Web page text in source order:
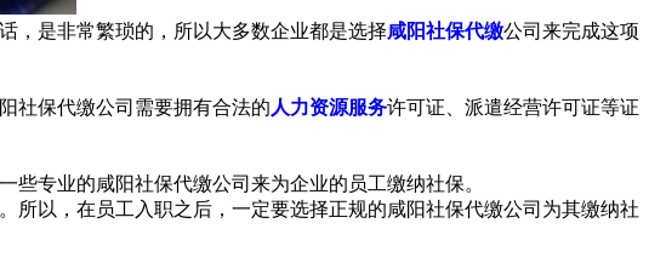
，是非常繁琐的，所以大多数企业都是选择咸阳社保代缴公司来完成这项
社保代缴公司需要拥有合法的 人力资源服务许可证、派遣经营许可证等证
专业的咸阳社保代缴公司来为企业的员工缴纳社保。
以，在员工入职之后，一定要选择正规的咸阳社保代缴公司为其缴纳社